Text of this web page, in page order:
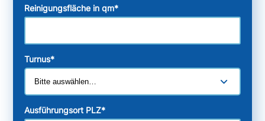
Reinigungsfläche in qm*
Turnus*
Ausführungsort PLZ*